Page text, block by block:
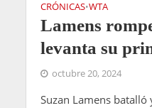
CRÓNICAS•WTA
Lamens
levanta su
octubre 20, 2024
Suzan Lamens